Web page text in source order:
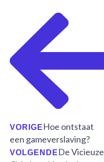
VORIGE Hoe ontstaat
een gameverslaving?
VOLGENDE De Vicieuze